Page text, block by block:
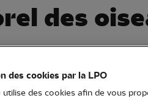
des
Charentes Formation
des cookies par la LPO
des cookies afin de vous